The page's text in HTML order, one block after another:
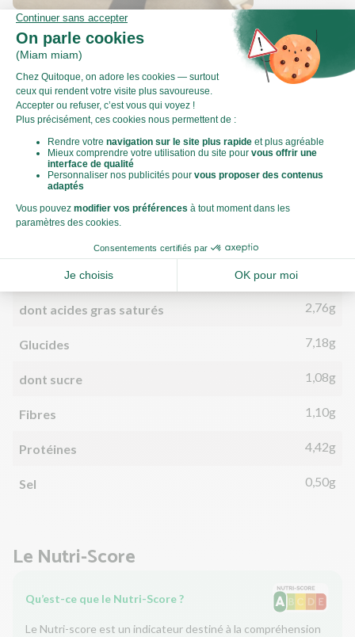
Comment couper une courgette en
rondelles ?
Valeurs nutritionnelles
Par personne Pour 100g
Énergie (kJ)
Matières grasses
dont acides gras saturés 2,76g
Glucides 7,18g
dont sucre 1,08g
Fibres 1,10g
Protéines 4,42g
Sel 0,50g
Le Nutri-Score
Qu’est-ce que le Nutri-Score ?
Le Nutri-score est un indicateur destiné à la compréhension